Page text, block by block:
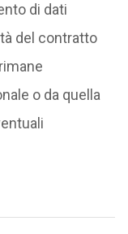
di dati
del contratto
o da quella